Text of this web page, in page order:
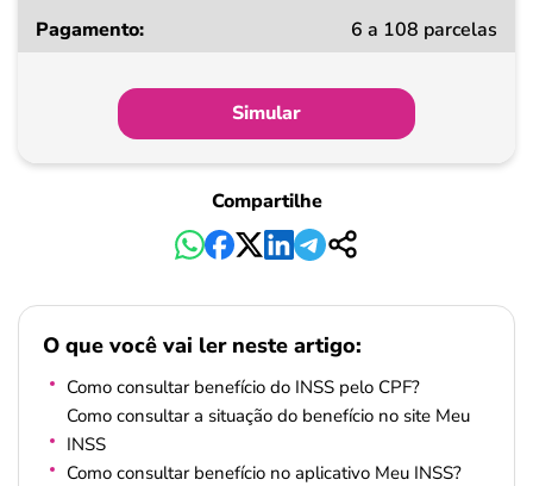
6 a 108 parcelas
Simular
Compartilhe
O que você vai ler neste artigo:
Como consultar benefício do INSS pelo CPF?
Como consultar a situação do benefício no site Meu
INSS
Como consultar benefício no aplicativo Meu INSS?